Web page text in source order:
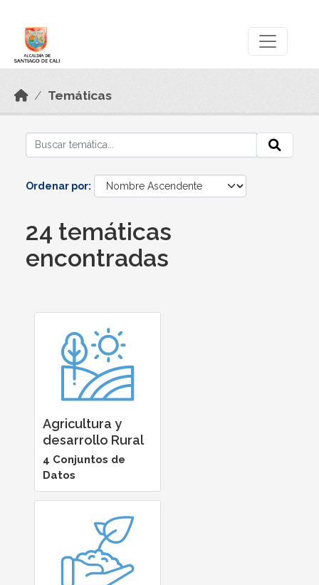
Temáticas
Ordenar por
24 temáticas
encontradas
Agricultura y
desarrollo Rural
4 Conjuntos de
Datos